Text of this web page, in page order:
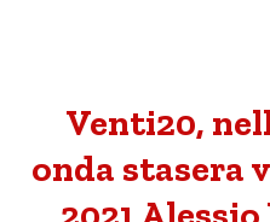
Venti20,
onda stasera